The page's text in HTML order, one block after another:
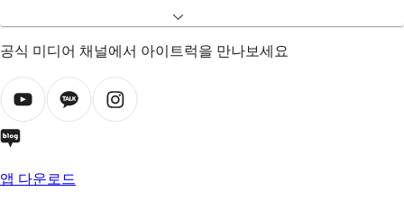
공식 미디어 채널에서 아이트럭을 만나보세요
앱 다운로드